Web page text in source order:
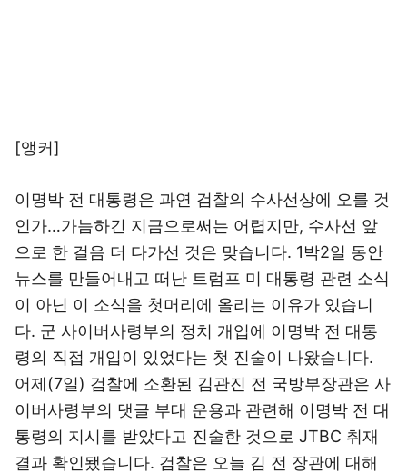
[앵커]
이명박 전 대통령은 과연 검찰의 수사선상에 오를 것
인가…가늠하긴 지금으로써는 어렵지만, 수사선 앞
으로 한 걸음 더 다가선 것은 맞습니다. 1박2일 동안
뉴스를 만들어내고 떠난 트럼프 미 대통령 관련 소식
이 아닌 이 소식을 첫머리에 올리는 이유가 있습니
다. 군 사이버사령부의 정치 개입에 이명박 전 대통
령의 직접 개입이 있었다는 첫 진술이 나왔습니다.
어제(7일) 검찰에 소환된 김관진 전 국방부장관은 사
이버사령부의 댓글 부대 운용과 관련해 이명박 전 대
통령의 지시를 받았다고 진술한 것으로 JTBC 취재
결과 확인됐습니다. 검찰은 오늘 김 전 장관에 대해